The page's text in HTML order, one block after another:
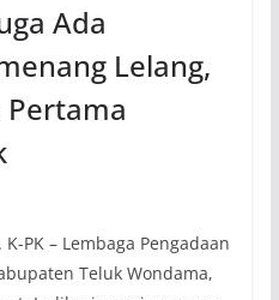
Ada
Lelang,
PK – Lembaga Pengadaan
Teluk Wondama,